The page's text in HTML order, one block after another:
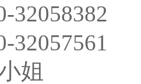
32058382
32057561
姐